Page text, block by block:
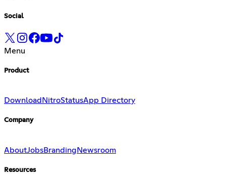
Social
Menu
Product
Download NitroStatusApp Directory
Company
AboutJobsBrandingNewsroom
Resources